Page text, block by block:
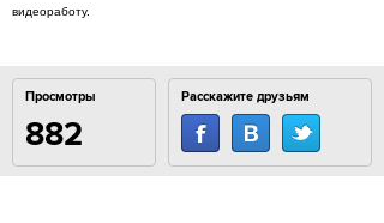
видеоработу.
Просмотры
882
Расскажите друзьям